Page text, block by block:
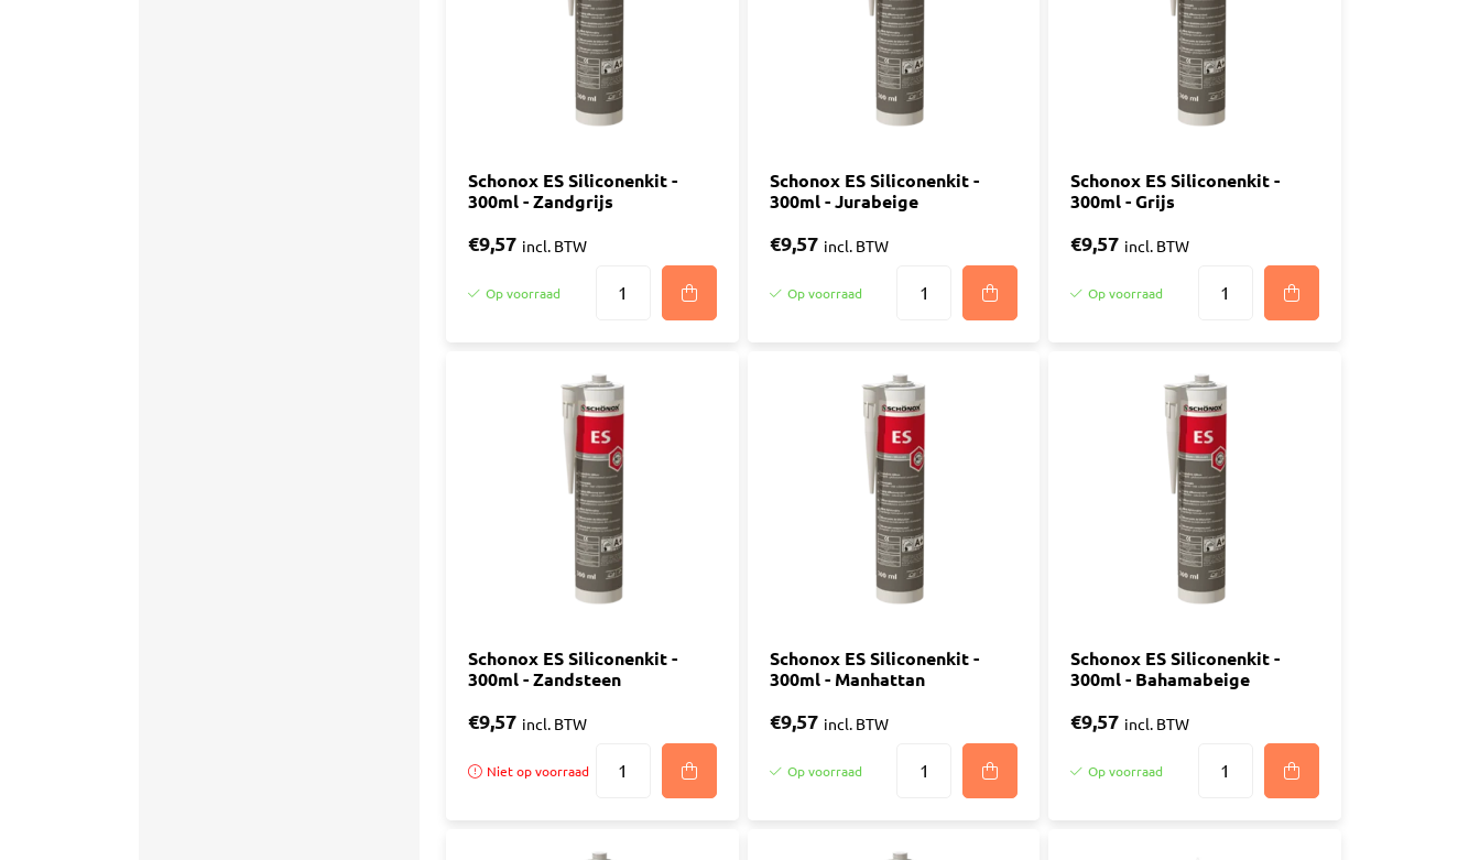
Hollewand Pluggen
Bevestigingsmateriaal
Diverse
Siliconenkitten
Montagekitten
Finishers
PU-lijmen
Toebehoren Pur
Schonox ES Siliconenkit -
300ml - Zandgrijs
€9,57 incl. BTW
Op voorraad
Schonox ES Siliconenkit -
300ml - Jurabeige
€9,57 incl. BTW
Op voorraad
Schonox ES Siliconenkit -
300ml - Grijs
€9,57 incl. BTW
Op voorraad
Schonox ES Siliconenkit -
300ml - Zandsteen
€9,57 incl. BTW
Niet op voorraad
Schonox ES Siliconenkit -
300ml - Manhattan
€9,57 incl. BTW
Op voorraad
Schonox ES Siliconenkit -
300ml - Bahamabeige
€9,57 incl. BTW
Op voorraad